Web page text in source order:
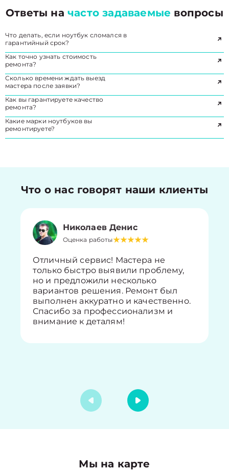
Ответы начасто задаваемые вопросы
Что делать, если ноутбук сломался в
гарантийный срок?
Как точно узнать стоимость
ремонта?
Сколько времени ждать выезд
мастера после заявки?
Как вы гарантируете качество
ремонта?
Какие марки ноутбуков вы
ремонтируете?
Что о нас говорят наши клиенты
Николаев Денис
Оценка работы
Отличный сервис! Мастера не
только быстро выявили проблему,
но и предложили несколько
вариантов решения. Ремонт был
выполнен аккуратно и качественно.
Спасибо за профессионализм и
внимание к деталям!
Мы на карте